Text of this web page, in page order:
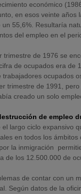
económico
en esos veinte
55,6%. Resultaría
del empleo en el
trimestre de 1976 se
de ocupados era de
trabajadores ocupados
trimestre de 1991,
creado un solo
de empleo
largo ciclo expansivo
en todos los
la inmigración
de los 12.500.000 de
de contar con un
Según datos de la